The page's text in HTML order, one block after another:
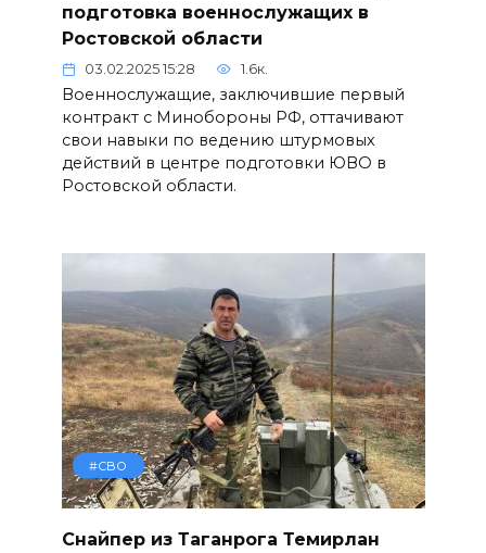
подготовка военнослужащих в
Ростовской области
03.02.2025 15:28 1.6к.
Военнослужащие, заключившие первый
контракт с Минобороны РФ, оттачивают
свои навыки по ведению штурмовых
действий в центре подготовки ЮВО в
Ростовской области.
#СВО
Снайпер из Таганрога Темирлан